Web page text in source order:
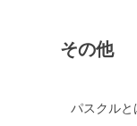
その他
パスクルと